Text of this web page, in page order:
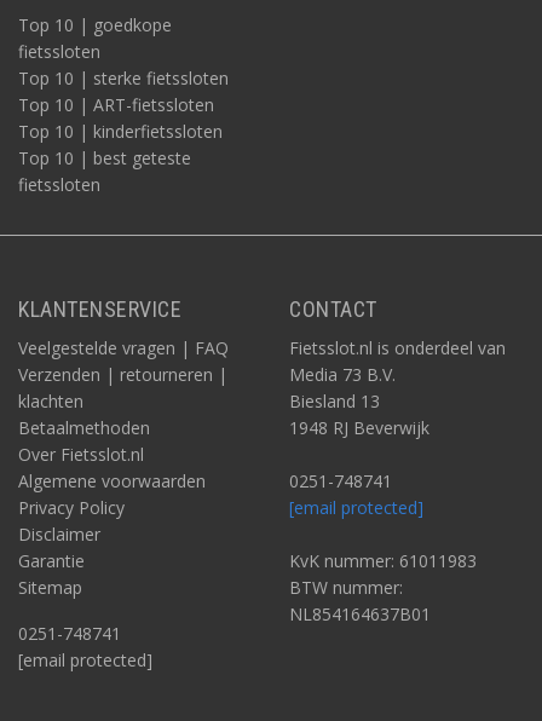
Top 10 | goedkope
fietssloten
Top 10 | sterke fietssloten
Top 10 | ART-fietssloten
Top 10 | kinderfietssloten
Top 10 | best geteste
fietssloten
KLANTENSERVICE
Veelgestelde vragen | FAQ
Verzenden | retourneren |
klachten
Betaalmethoden
Over Fietsslot.nl
Algemene voorwaarden
Privacy Policy
Disclaimer
Garantie
Sitemap
0251-748741
[email protected]
CONTACT
Fietsslot.nl is onderdeel van
Media 73 B.V.
Biesland 13
1948 RJ Beverwijk
0251-748741
[email protected]
KvK nummer: 61011983
BTW nummer:
NL854164637B01